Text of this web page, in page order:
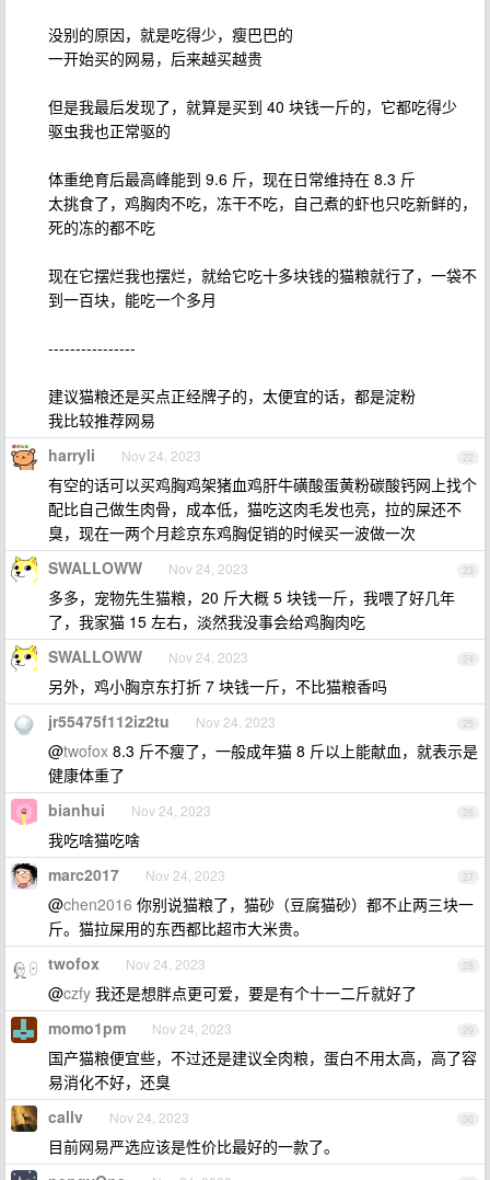
没别的原因，就是吃得少，瘦巴巴的
一开始买的网易，后来越买越贵
但是我最后发现了，就算是买到 40 块钱一斤的，它都吃得少
驱虫我也正常驱的
体重绝育后最高峰能到 9.6 斤，现在日常维持在 8.3 斤
太挑食了，鸡胸肉不吃，冻干不吃，自己煮的虾也只吃新鲜的，
死的冻的都不吃
现在它摆烂我也摆烂，就给它吃十多块钱的猫粮就行了，一袋不
到一百块，能吃一个多月
----------------
建议猫粮还是买点正经牌子的，太便宜的话，都是淀粉
我比较推荐网易
22
harryli Nov 24, 2023
有空的话可以买鸡胸鸡架猪血鸡肝牛磺酸蛋黄粉碳酸钙网上找个
配比自己做生肉骨，成本低，猫吃这肉毛发也亮，拉的屎还不
臭，现在一两个月趁京东鸡胸促销的时候买一波做一次
23
SWALLOWW Nov 24, 2023
多多，宠物先生猫粮，20 斤大概 5 块钱一斤，我喂了好几年
了，我家猫 15 左右，淡然我没事会给鸡胸肉吃
24
SWALLOWW Nov 24, 2023
另外，鸡小胸京东打折 7 块钱一斤，不比猫粮香吗
25
jr55475f112iz2tu Nov 24, 2023
@twofox 8.3 斤不瘦了，一般成年猫 8 斤以上能献血，就表示是
健康体重了
26
bianhui Nov 24, 2023
我吃啥猫吃啥
27
marc2017 Nov 24, 2023
@chen2016 你别说猫粮了，猫砂（豆腐猫砂）都不止两三块一
斤。猫拉屎用的东西都比超市大米贵。
28
twofox Nov 24, 2023
@czfy 我还是想胖点更可爱，要是有个十一二斤就好了
29
momo1pm Nov 24, 2023
国产猫粮便宜些，不过还是建议全肉粮，蛋白不用太高，高了容
易消化不好，还臭
30
callv Nov 24, 2023
目前网易严选应该是性价比最好的一款了。